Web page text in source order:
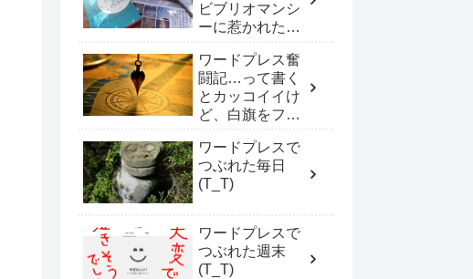
ビブリオマンシ
ーに惹かれたワ
ワードプレス奮
闘記…って書く
とカッコイイけ
ど、白旗をフリ
んだ！
ワードプレスで
つぶれた毎日
(T_T)
ワードプレスで
つぶれた週末
(T_T)